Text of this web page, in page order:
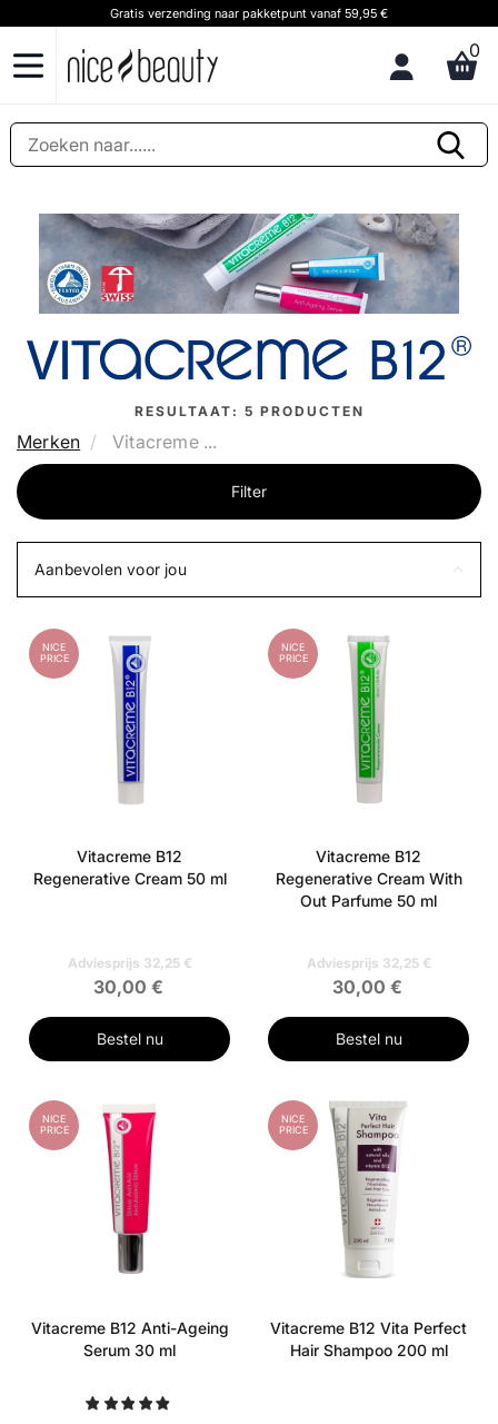
Gratis verzending naar pakketpunt vanaf 59,95 €
0
RESULTAAT: 5 PRODUCTEN
Merken Vitacreme ...
Filter
Aanbevolen voor jou
NICE
PRICE
Vitacreme B12
Regenerative Cream 50 ml
Adviesprijs 32,25 €
30,00 €
Bestel nu
NICE
PRICE
Vitacreme B12
Regenerative Cream With
Out Parfume 50 ml
Adviesprijs 32,25 €
30,00 €
Bestel nu
NICE
PRICE
Vitacreme B12 Anti-Ageing
Serum 30 ml
NICE
PRICE
Vitacreme B12 Vita Perfect
Hair Shampoo 200 ml